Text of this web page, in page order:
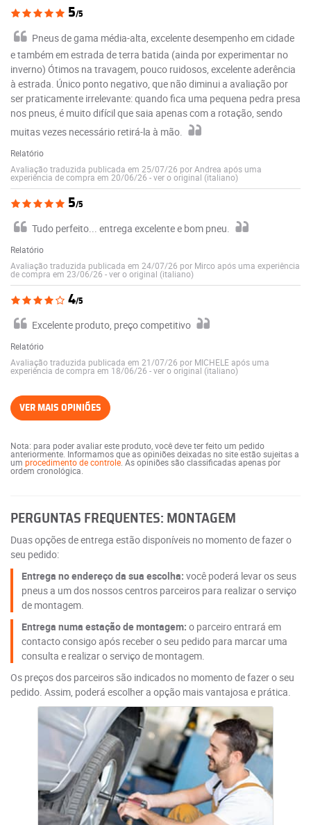
5/5
Pneus de gama média-alta, excelente desempenho em cidade
e também em estrada de terra batida (ainda por experimentar no
inverno) Ótimos na travagem, pouco ruidosos, excelente aderência
à estrada. Único ponto negativo, que não diminui a avaliação por
ser praticamente irrelevante: quando fica uma pequena pedra presa
nos pneus, é muito difícil que saia apenas com a rotação, sendo
muitas vezes necessário retirá-la à mão.
Relatório
Avaliação traduzida publicada em 25/07/26 por Andrea após uma
experiência de compra em 20/06/26 -ver o original (italiano)
5/5
Tudo perfeito... entrega excelente e bom pneu.
Relatório
Avaliação traduzida publicada em 24/07/26 por Mirco após uma experiência
de compra em 23/06/26 -ver o original (italiano)
4/5
Excelente produto, preço competitivo
Relatório
Avaliação traduzida publicada em 21/07/26 por MICHELE após uma
experiência de compra em 18/06/26 -ver o original (italiano)
VER MAIS OPINIÕES
Nota: para poder avaliar este produto, você deve ter feito um pedido
anteriormente. Informamos que as opiniões deixadas no site estão sujeitas a
um procedimento de controle . As opiniões são classificadas apenas por
ordem cronológica.
PERGUNTAS FREQUENTES: MONTAGEM
Duas opções de entrega estão disponíveis no momento de fazer o
seu pedido:
Entrega no endereço da sua escolha: você poderá levar os seus
pneus a um dos nossos centros parceiros para realizar o serviço
de montagem.
Entrega numa estação de montagem: o parceiro entrará em
contacto consigo após receber o seu pedido para marcar uma
consulta e realizar o serviço de montagem.
Os preços dos parceiros são indicados no momento de fazer o seu
pedido. Assim, poderá escolher a opção mais vantajosa e prática.